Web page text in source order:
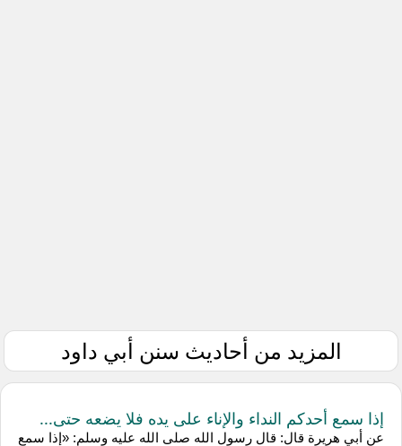
المزيد من أحاديث سنن أبي داود
إذا سمع أحدكم النداء والإناء على يده فلا يضعه حتى...
عن أبي هريرة قال: قال رسول الله صلى الله عليه وسلم: «إذا سمع